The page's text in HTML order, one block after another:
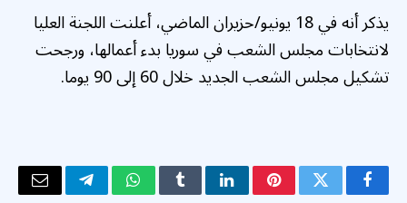
يذكر أنه في 18 يونيو/حزيران الماضي، أعلنت اللجنة العليا
لانتخابات مجلس الشعب في سوريا بدء أعمالها، ورجحت
تشكيل مجلس الشعب الجديد خلال 60 إلى 90 يوما.
فيسبوكتويتر بينتيريستلينكدإنTumblrواتسابتيلقرامالبريد